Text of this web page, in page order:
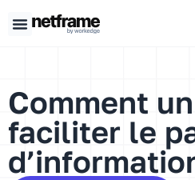
Comment
faciliter le